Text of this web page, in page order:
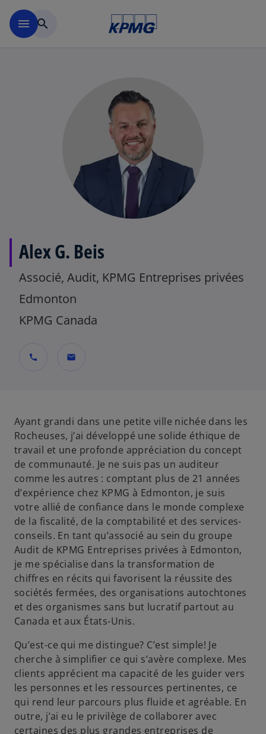
menu search
Alex G. Beis
Associé, Audit, KPMG Entreprises privées
Edmonton
KPMG Canada
call mail
Ayant grandi dans une petite ville nichée dans les
Rocheuses, j’ai développé une solide éthique de
travail et une profonde appréciation du concept
de communauté. Je ne suis pas un auditeur
comme les autres : comptant plus de 21 années
d’expérience chez KPMG à Edmonton, je suis
votre allié de confiance dans le monde complexe
de la fiscalité, de la comptabilité et des services-
conseils. En tant qu’associé au sein du groupe
Audit de KPMG Entreprises privées à Edmonton,
je me spécialise dans la transformation de
chiffres en récits qui favorisent la réussite des
sociétés fermées, des organisations autochtones
et des organismes sans but lucratif partout au
Canada et aux États-Unis.
Qu’est-ce qui me distingue? C’est simple! Je
cherche à simplifier ce qui s’avère complexe. Mes
clients apprécient ma capacité de les guider vers
les personnes et les ressources pertinentes, ce
qui rend leur parcours plus fluide et agréable. En
outre, j’ai eu le privilège de collaborer avec
certaines des plus grandes entreprises de